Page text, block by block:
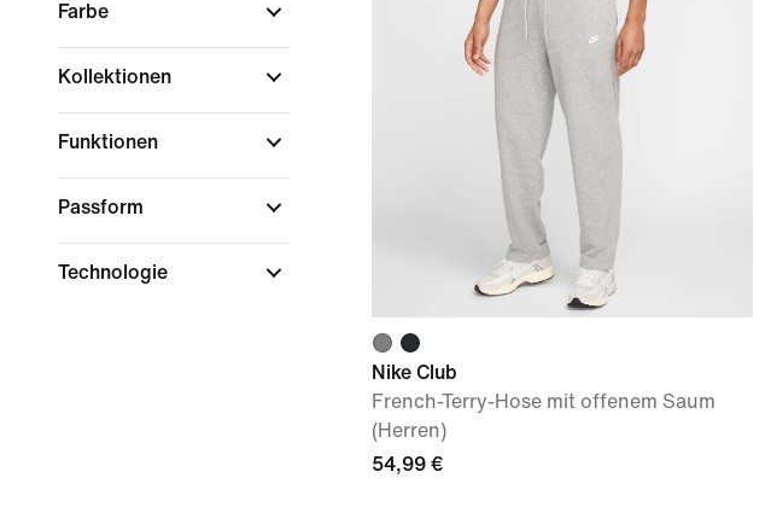
Farbe
Kollektionen
Funktionen
Passform
Technologie
Nike Club
French-Terry-Hose mit offenem Saum
(Herren)
54,99 €